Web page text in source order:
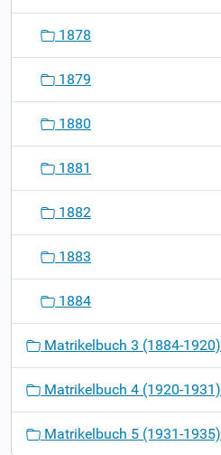
1878
1879
1880
1881
1882
1883
1884
Matrikelbuch 3 (1884-1920)
Matrikelbuch 4 (1920-1931)
Matrikelbuch 5 (1931-1935)